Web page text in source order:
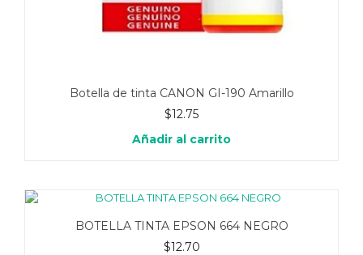
Botella de tinta CANON GI-190 Amarillo
$12.75
Añadir al carrito
BOTELLA TINTA EPSON 664 NEGRO
$12.70